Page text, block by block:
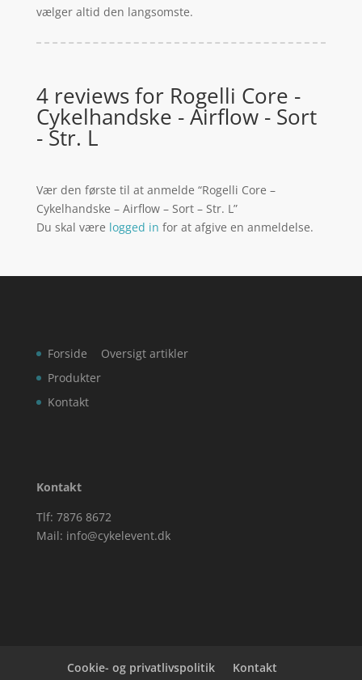
vælger altid den langsomste.
4 reviews for Rogelli Core -
Cykelhandske - Airflow - Sort
- Str. L
Vær den første til at anmelde “Rogelli Core –
Cykelhandske – Airflow – Sort – Str. L”
Du skal være logged in for at afgive en anmeldelse.
Forside
Produkter
Kontakt
Oversigt artikler
Kontakt
Tlf: 7876 8672
Mail: info@cykelevent.dk
Cookie- og privatlivspolitik Kontakt